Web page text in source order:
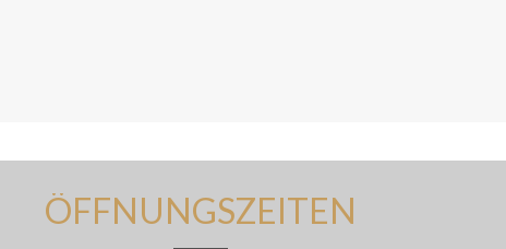
ÖFFNUNGSZEITEN